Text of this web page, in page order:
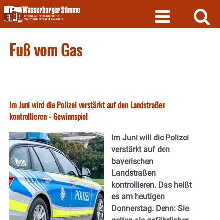
Skip
to
content
Fuß vom Gas
Im Juni wird die Polizei verstärkt auf den Landstraßen
kontrollieren - Gewinnspiel
Im Juni will die Polizei
verstärkt auf den
bayerischen
Landstraßen
kontrollieren. Das heißt
es am heutigen
Donnerstag. Denn: Sie